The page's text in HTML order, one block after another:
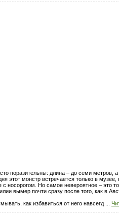
поразительны: длина – до семи метров, а
этот монстр встречается только в музее,
носорогом. Но самое невероятное – это
вымер почти сразу после того, как в
как избавиться от него навсегд